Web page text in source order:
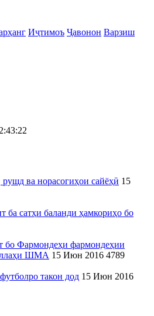
Иҷтимоъ Ҷавонон Варзиш
2:43:22
ва норасогиҳои сайёҳӣ 15
ба сатҳи баланди ҳамкориҳо бо
Фармондеҳи фармондеҳии
ШМА 15 Июн 2016 4789
такон дод 15 Июн 2016